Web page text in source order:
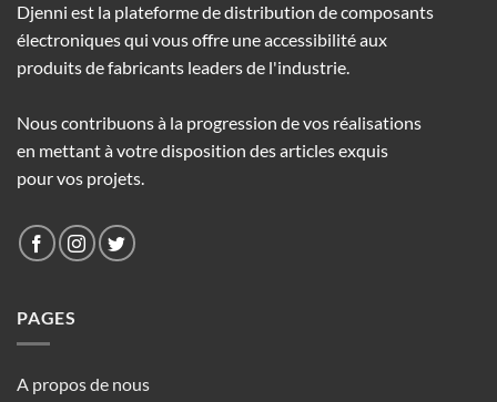
Djenni est la plateforme de distribution de composants
électroniques qui vous offre une accessibilité aux
produits de fabricants leaders de l'industrie.
Nous contribuons à la progression de vos réalisations
en mettant à votre disposition des articles exquis
pour vos projets.
PAGES
A propos de nous